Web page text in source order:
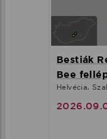
Bestiák
Bee
Helvécia,